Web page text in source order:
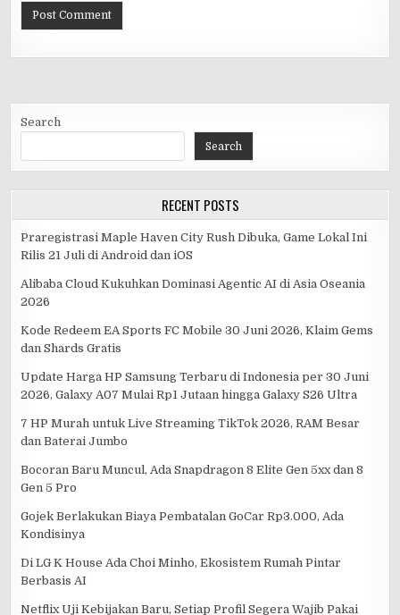
Search
Search
RECENT POSTS
Praregistrasi Maple Haven City Rush Dibuka, Game Lokal Ini
Rilis 21 Juli di Android dan iOS
Alibaba Cloud Kukuhkan Dominasi Agentic AI di Asia Oseania
2026
Kode Redeem EA Sports FC Mobile 30 Juni 2026, Klaim Gems
dan Shards Gratis
Update Harga HP Samsung Terbaru di Indonesia per 30 Juni
2026, Galaxy A07 Mulai Rp1 Jutaan hingga Galaxy S26 Ultra
7 HP Murah untuk Live Streaming TikTok 2026, RAM Besar
dan Baterai Jumbo
Bocoran Baru Muncul, Ada Snapdragon 8 Elite Gen 5xx dan 8
Gen 5 Pro
Gojek Berlakukan Biaya Pembatalan GoCar Rp3.000, Ada
Kondisinya
Di LG K House Ada Choi Minho, Ekosistem Rumah Pintar
Berbasis AI
Netflix Uji Kebijakan Baru, Setiap Profil Segera Wajib Pakai